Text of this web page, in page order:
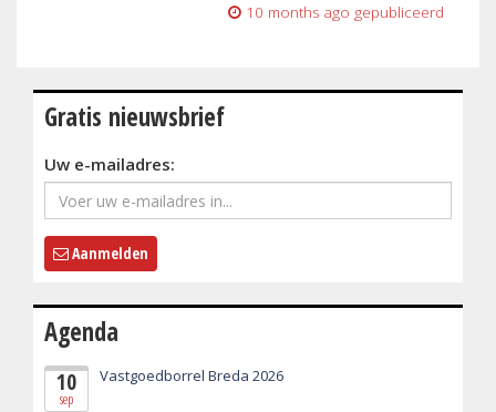
10 months ago gepubliceerd
Gratis nieuwsbrief
Uw e-mailadres:
Aanmelden
Agenda
10
sep
Vastgoedborrel Breda 2026